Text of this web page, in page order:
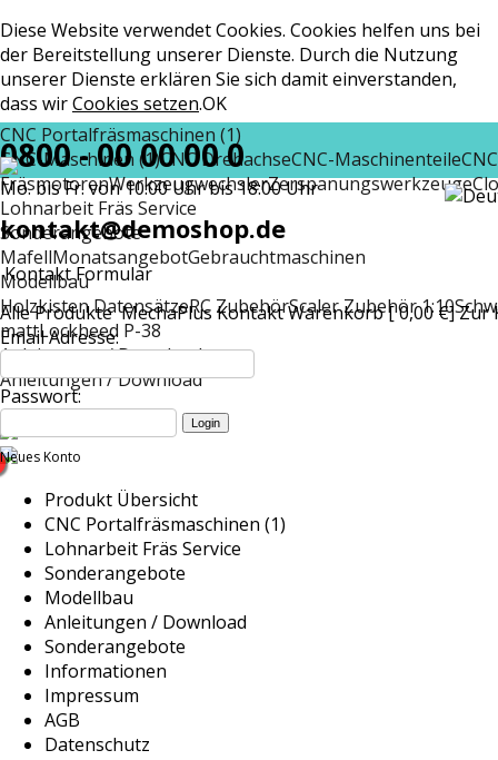
Diese Website verwendet Cookies. Cookies helfen uns bei
der Bereitstellung unserer Dienste. Durch die Nutzung
unserer Dienste erklären Sie sich damit einverstanden,
dass wirCookies setzen.OK
CNC Portalfräsmaschinen (1)
CNC-Maschinen (1)CNC DrehachseCNC-Maschinenteile
FräsmotorenWerkzeugwechslerZerspanungswerkzeuge
Lohnarbeit Fräs Service
Sonderangebote
MafellMonatsangebotGebrauchtmaschinen
Modellbau
Holzkisten DatensätzeRC ZubehörScaler Zubehör 1:10
mattLockheed P-38
Anleitungen / Download
Anleitungen / Download
0800 - 00 00 00 0
Mo. bis Fr. von 10:00 Uhr bis 18:00 Uhr
kontakt@demoshop.de
Kontakt Formular
Alle Produkte MechaPlus KontaktWarenkorb [ 0,00 €]Zur
Email Adresse:
Passwort:
Neues Konto
Produkt Übersicht
CNC Portalfräsmaschinen (1)
Lohnarbeit Fräs Service
Sonderangebote
Modellbau
Anleitungen / Download
Sonderangebote
Informationen
Impressum
AGB
Datenschutz